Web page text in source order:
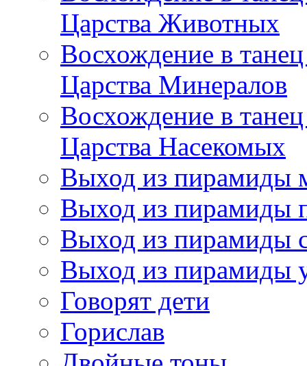
Царства Животных
Восхождение в
Царства Минералов
Восхождение в
Царства Насекомых
Выход из пирамиды
Выход из пирамиды
Выход из пирамиды
Выход из пирамиды
Говорят дети
Горислав